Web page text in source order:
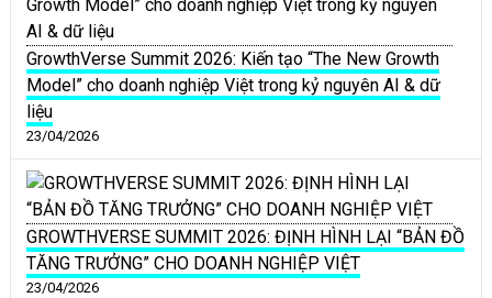
GrowthVerse Summit 2026: Kiến tạo “The New Growth
Model” cho doanh nghiệp Việt trong kỷ nguyên AI & dữ
liệu
23/04/2026
GROWTHVERSE SUMMIT 2026: ĐỊNH HÌNH LẠI “BẢN ĐỒ
TĂNG TRƯỞNG” CHO DOANH NGHIỆP VIỆT
23/04/2026